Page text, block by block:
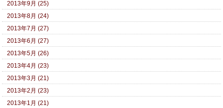
2013年9月 (25)
2013年8月 (24)
2013年7月 (27)
2013年6月 (27)
2013年5月 (26)
2013年4月 (23)
2013年3月 (21)
2013年2月 (23)
2013年1月 (21)